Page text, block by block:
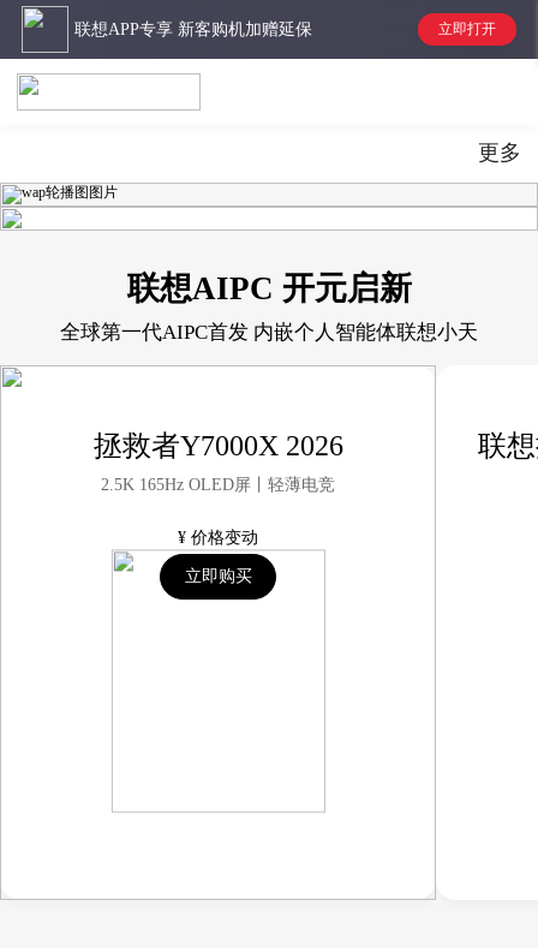
联想APP专享 新客购机加赠延保 立即打开
更多
拯救者2026 新品首发
立即购买
联想AIPC 开元启新
全球第一代AIPC首发 内嵌个人智能体联想小天
拯救者Y7000X 2026
2.5K 165Hz OLED屏丨轻薄电竞
¥ 价格变动
立即购买
联